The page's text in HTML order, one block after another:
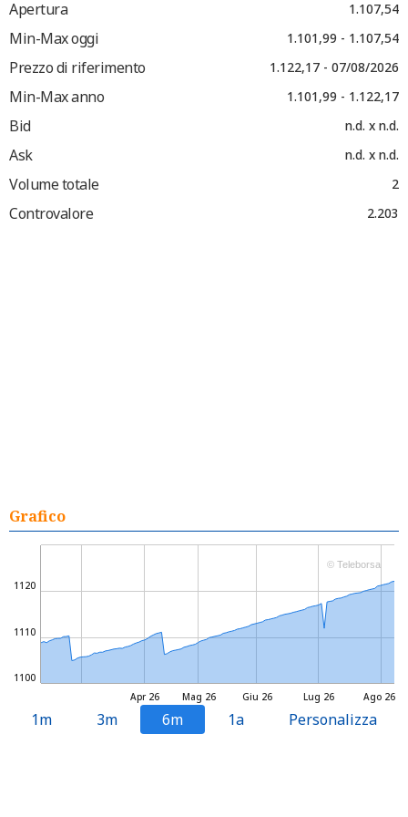
Apertura
1.107,54
Min-Max oggi 1.101,99 - 1.107,54
Prezzo di riferimento 1.122,17 - 07/08/2026
Min-Max anno 1.101,99 - 1.122,17
Bid n.d. x n.d.
Ask n.d. x n.d.
Volume totale 2
Controvalore 2.203
Grafico
Mag 26 Lug 26
Apr 26 Giu 26 Ago 26
1100
1110
1120
© Teleborsa
1m 3m 6m 1a Personalizza